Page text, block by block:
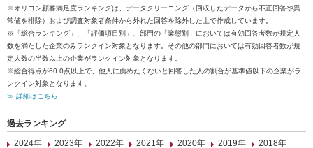
※オリコン顧客満足度ランキングは、データクリーニング（回収したデータから不正回答や異
常値を排除）および調査対象者条件から外れた回答を除外した上で作成しています。
※「総合ランキング」、「評価項目別」、部門の「業態別」においては有効回答者数が規定人
数を満たした企業のみランクイン対象となります。その他の部門においては有効回答者数が規
定人数の半数以上の企業がランクイン対象となります。
※総合得点が60.0点以上で、他人に薦めたくないと回答した人の割合が基準値以下の企業がラ
ンクイン対象となります。
≫ 詳細はこちら
過去ランキング
2024年
2023年 2022年 2021年 2020年 2019年
2018年